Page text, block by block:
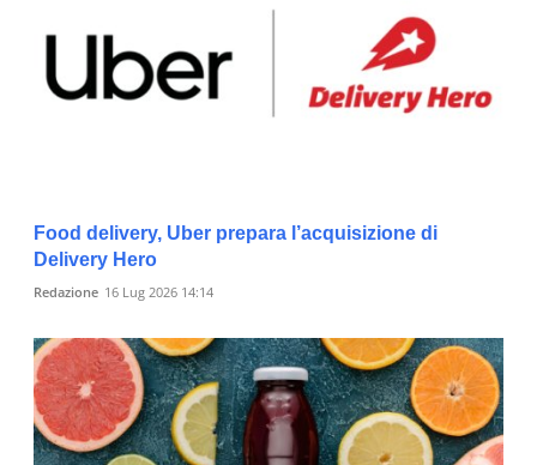
Food delivery, Uber prepara l’acquisizione di
Delivery Hero
Redazione 16 Lug 2026 14:14